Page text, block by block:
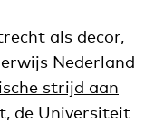
als decor,
Nederland
strijd aan
de Universiteit